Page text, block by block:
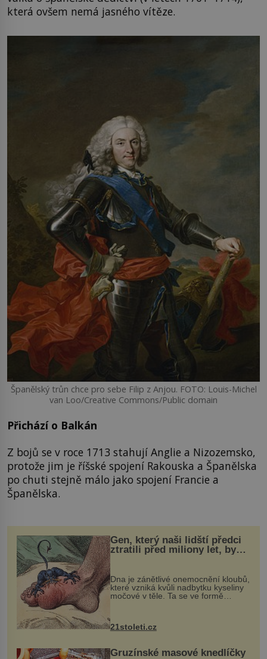
která ovšem nemá jasného vítěze.
Španělský trůn chce pro sebe Filip z Anjou. FOTO: Louis-Michel
van Loo/Creative Commons/Public domain
Přichází o Balkán
Z bojů se v roce 1713 stahují Anglie a Nizozemsko,
protože jim je říšské spojení Rakouska a Španělska
po chuti stejně málo jako spojení Francie a
Španělska.
Gen, který naši lidští předci
ztratili před miliony let, by
mohl pomoci s léčbou
„nemoci králů“
Dna je zánětlivé onemocnění kloubů,
které vzniká kvůli nadbytku kyseliny
močové v těle. Ta se ve formě
nohou, a způsobuje bole...
21stoleti.cz
Gruzínské masové knedlíčky